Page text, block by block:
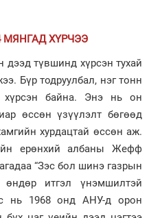
ХҮРЧЭЭ
түвшинд хүрсэн тухай
Бүр тодруулбал, нэг тонн
хүрсэн байна. Энэ нь он
өссөн үзүүлэлт бөгөөд
хурдацтай өссөн аж.
ерөнхий албаны Жефф
“Зэс бол шинэ газрын
итгэл үнэмшилтэй
нь 1968 онд АНУ-д орон